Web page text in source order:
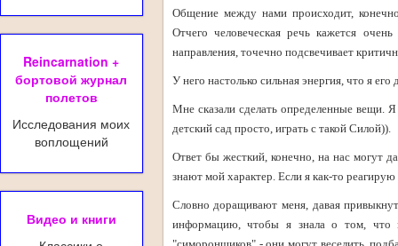
Reincarnation +
бортовой журнал
полетов
Исследования моих
воплощений
Видео и книги
Общение между нами происходит,
Отчего человеческая речь кажется
направления, точечно подсвечивает
У него настолько сильная энергия, что я
Мне сказали сделать определенные вещи.
детский сад просто, играть с такой Силой)).
Ответ бы жесткий, конечно, на нас могут
знают мой характер. Если я как-то
Словно доращивают меня, давая
информацию, чтобы я знала о том, что